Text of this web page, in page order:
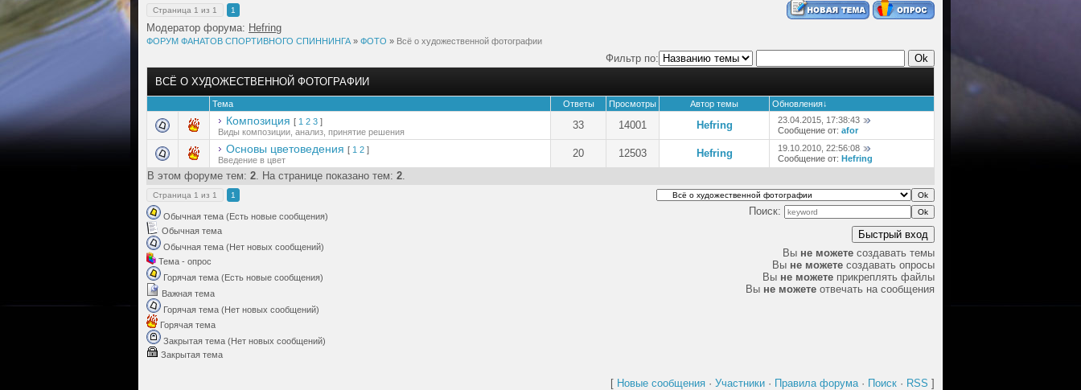
Страница 1 из 1 1
Модератор форума: Hefring
ФОРУМ ФАНАТОВ СПОРТИВНОГО СПИННИНГА » ФОТО » Всё о художественной фотографии
Фильтр по:
ВСЁ О ХУДОЖЕСТВЕННОЙ ФОТОГРАФИИ
Тема Ответы Просмотры Автор темы Обновления↓
Композиция [ 1 2 3 ]
Виды композиции, анализ, принятие решения
33 14001 Hefring
23.04.2015, 17:38:43
Сообщение от: afor
Основы цветоведения [ 1 2 ]
Введение в цвет
20 12503 Hefring
19.10.2010, 22:56:08
Сообщение от: Hefring
В этом форуме тем: 2. На странице показано тем: 2.
Страница 1 из 1 1
Обычная тема (Есть новые сообщения)
Обычная тема
Обычная тема (Нет новых сообщений)
Тема - опрос
Горячая тема (Есть новые сообщения)
Важная тема
Горячая тема (Нет новых сообщений)
Горячая тема
Закрытая тема (Нет новых сообщений)
Закрытая тема
Поиск:
Вы не можете создавать темы
Вы не можете создавать опросы
Вы не можете прикреплять файлы
Вы не можете отвечать на сообщения
[ Новые сообщения · Участники · Правила форума· Поиск · RSS ]